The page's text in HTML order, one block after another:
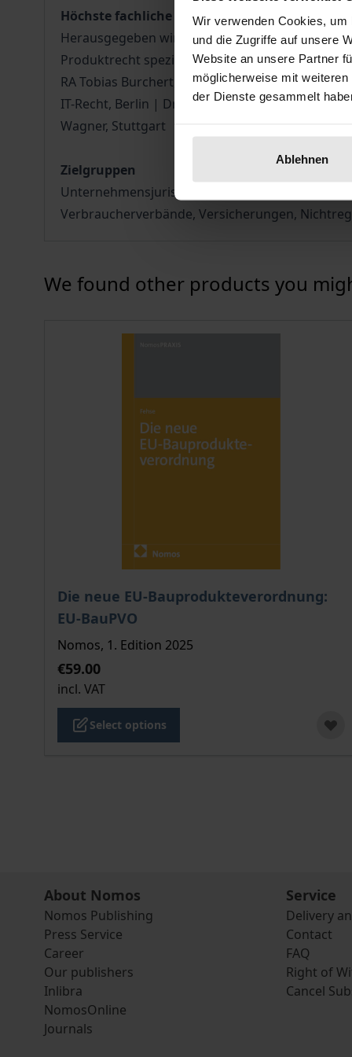
Wir verwenden Cookies,
und die Zugriffe auf unsere
Website an unsere Partner
möglicherweise mit
der Dienste gesammelt
Ablehnen
Höchste fachliche Expertise
Herausgegeben wird das Werk von RA Dr. Jens
Produktrecht spezialisiert sind:
RA Tobias Burchert, Stuttgart | RAin Dr.
IT-Recht, Berlin | Dr. Sebastian Müller, Stuttgart
Wagner, Stuttgart
Zielgruppen
Unternehmensjurist:innen, Unternehmen,
Verbraucherverbände, Versicherungen,
Press to skip carousel
We found other products you
Die neue EU-Bauprodukteverordnung:
EU-BauPVO
The price depends on the options chosen on the
Nomos, 1. Edition 2025
€59.00
incl. VAT
Select options
About Nomos
Nomos Publishing
Press Service
Career
Our publishers
Inlibra
NomosOnline
Journals
Service
Delivery
Contact
FAQ
Right of
Cancel